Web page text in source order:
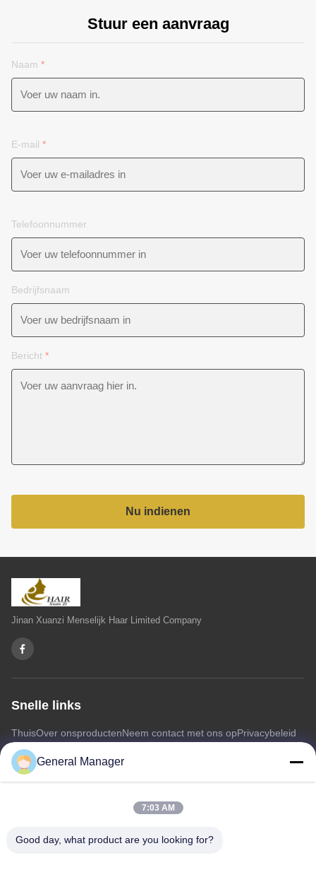
Stuur een aanvraag
Naam *
E-mail *
Telefoonnummer
Bedrijfsnaam
Bericht *
Nu indienen
Jinan Xuanzi Menselijk Haar Limited Company
Snelle links
ThuisOver onsproductenNeem contact met ons opPrivacybeleid
Sitemap
Neem contact met ons op
Shandong
General Manager
7:03 AM
Good day, what product are you looking for?